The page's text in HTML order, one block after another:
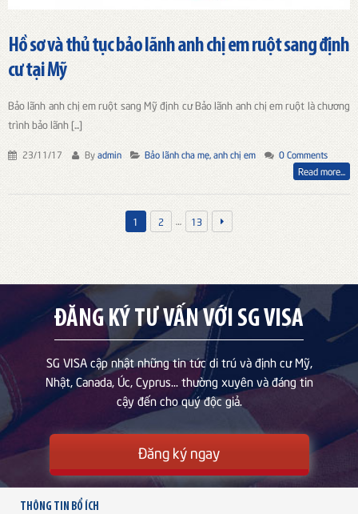
Hồ sơ và thủ tục bảo lãnh anh chị em ruột sang định
cư tại Mỹ
Bảo lãnh anh chị em ruột sang Mỹ định cư Bảo lãnh anh chị em ruột là chương
trình bảo lãnh [...]
23/11/17 Byadmin Bảo lãnh cha mẹ, anh chị em 0 Comments
Read more...
1 2 … 13
ĐĂNG KÝ TƯ VẤN VỚI SG VISA
SG VISA cập nhật những tin tức di trú và định cư Mỹ,
Nhật, Canada, Úc, Cyprus... thường xuyên và đáng tin
cậy đến cho quý độc giả.
Đăng ký ngay
THÔNG TIN BỔ ÍCH